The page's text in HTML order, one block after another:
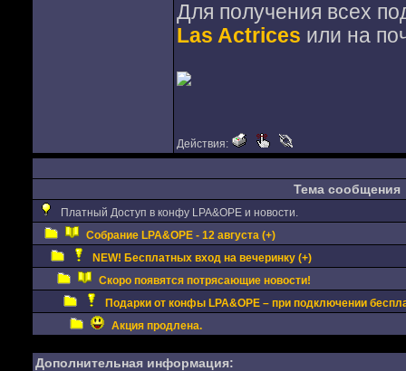
Для получения всех
Las Actrices или на
Действия:
Тема сообщения
Платный Доступ в конфу LPA&OPE и новости.
Собрание LPA&OPE - 12 августа (+)
NEW! Бесплатных вход на вечеринку (+)
Скоро появятся потрясающие новости!
Подарки от конфы LPA&OPE – при подключении
Акция продлена.
Дополнительная информация: